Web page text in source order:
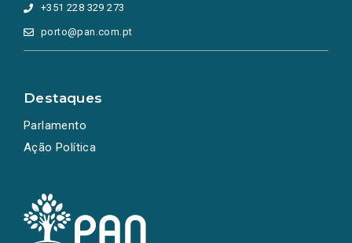
+351 228 329 273
porto@pan.com.pt
Destaques
Parlamento
Ação Política